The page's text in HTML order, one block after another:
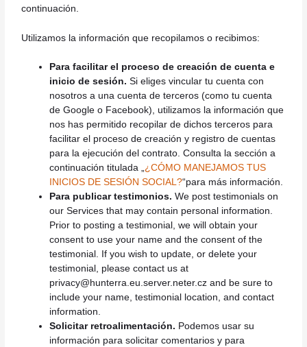
continuación.
Utilizamos la información que recopilamos o recibimos:
Para facilitar el proceso de creación de cuenta e
inicio de sesión. Si eliges vincular tu cuenta con
nosotros a una cuenta de terceros (como tu cuenta
de Google o Facebook), utilizamos la información que
nos has permitido recopilar de dichos terceros para
facilitar el proceso de creación y registro de cuentas
para la ejecución del contrato. Consulta la sección a
continuación titulada „¿CÓMO MANEJAMOS TUS
INICIOS DE SESIÓN SOCIAL?“para más información.
Para publicar testimonios. We post testimonials on
our Services that may contain personal information.
Prior to posting a testimonial, we will obtain your
consent to use your name and the consent of the
testimonial. If you wish to update, or delete your
testimonial, please contact us at
privacy@hunterra.eu.server.neter.cz and be sure to
include your name, testimonial location, and contact
information.
Solicitar retroalimentación. Podemos usar su
información para solicitar comentarios y para